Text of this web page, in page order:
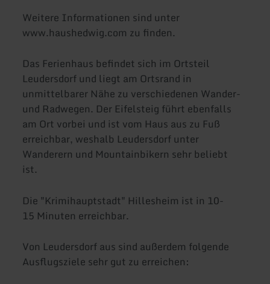
Weitere Informationen sind unter
www.haushedwig.com zu finden.
Das Ferienhaus befindet sich im Ortsteil
Leudersdorf und liegt am Ortsrand in
unmittelbarer Nähe zu verschiedenen Wander-
und Radwegen. Der Eifelsteig führt ebenfalls
am Ort vorbei und ist vom Haus aus zu Fuß
erreichbar, weshalb Leudersdorf unter
Wanderern und Mountainbikern sehr beliebt
ist.
Die "Krimihauptstadt" Hillesheim ist in 10-
15 Minuten erreichbar.
Von Leudersdorf aus sind außerdem folgende
Ausflugsziele sehr gut zu erreichen: